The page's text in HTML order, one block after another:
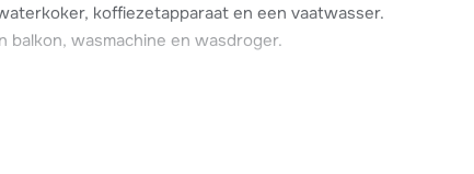
koffiezetapparaat en een vaatwasser.
wasmachine en wasdroger.
en en-suite badkamer met douche. Eén